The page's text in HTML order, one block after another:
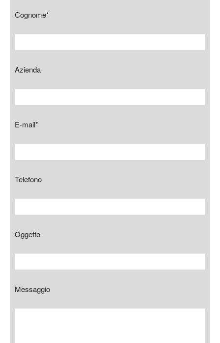
Cognome*
Azienda
E-mail*
Telefono
Oggetto
Messaggio